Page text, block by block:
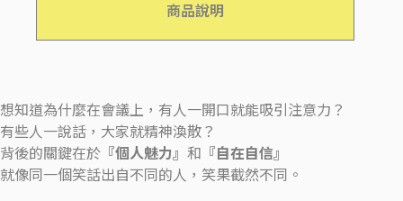
商品說明
想知道為什麼在會議上，有人一開口就能吸引注意力？
有些人一說話，大家就精神渙散？
背後的關鍵在於 『個人魅力』 和
『自在自信』
就像同一個笑話出自不同的人，笑果截然不同。